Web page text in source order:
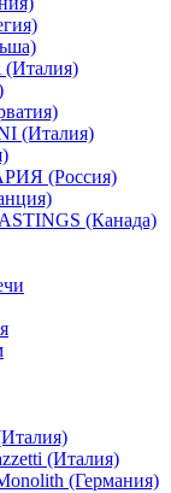
(Италия)
(Россия)
(Канада)
(Италия)
(Германия)